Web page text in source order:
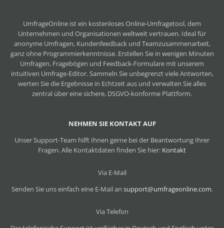
UmfrageOnline ist ein kostenloses Online-Umfragetool, dem
Unternehmen und Organisationen weltweit vertrauen. Ideal für
anonyme Umfragen, Kundenfeedback und Teamzusammenarbeit,
ganz ohne Programmierkenntnisse. Erstellen Sie in wenigen Minuten
Umfragen, Fragebögen und Feedback-Formulare mit unserem
intuitiven Umfrage-Editor. Sammeln Sie unbegrenzt viele Antworten,
werten Sie die Ergebnisse in Echtzeit aus und verwalten Sie alles
zentral über eine sichere, DSGVO-konforme Plattform.
NEHMEN SIE KONTAKT AUF
Unser Support-Team hilft Ihnen gerne bei der Beantwortung Ihrer
Fragen. Alle Kontaktdaten finden Sie hier: Kontakt
Via E-Mail
Senden Sie uns einfach eine E-Mail an support@umfrageonline.com.
Via Telefon